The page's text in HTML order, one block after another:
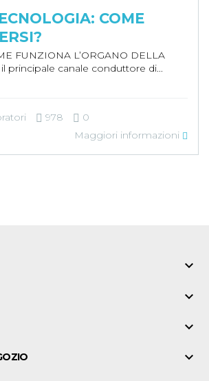
COME
FUNZIONA L’ORGANO DELLA
il principale canale conduttore di...
978
0
Maggiori informazioni



